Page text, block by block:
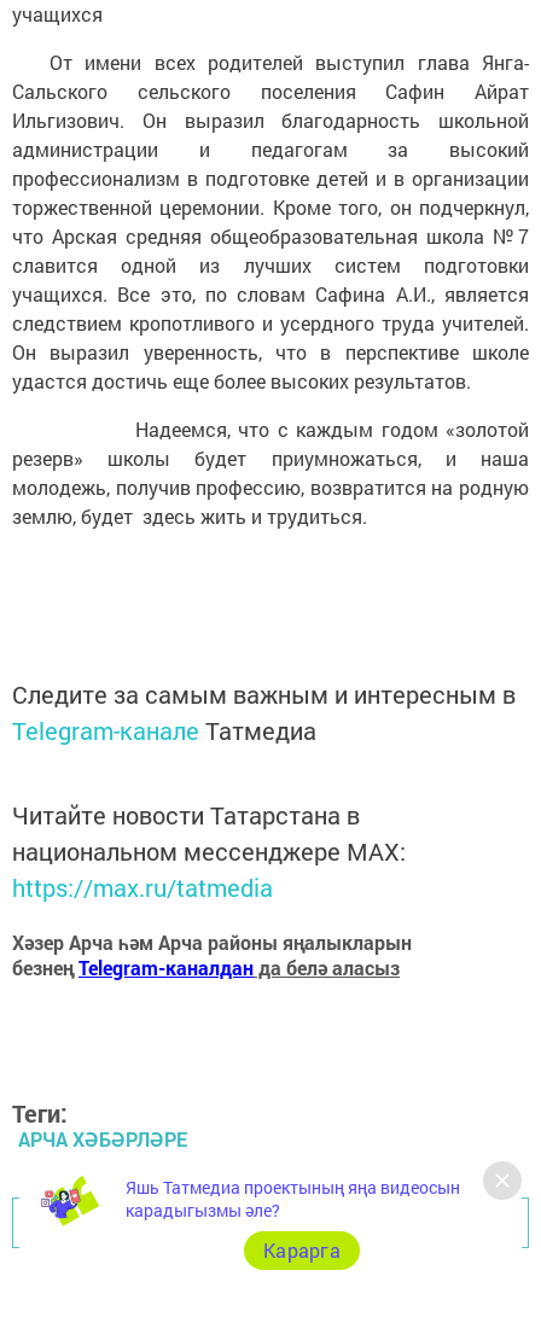
учащихся
От имени всех родителей выступил глава Янга-
Сальского сельского поселения Сафин Айрат
Ильгизович. Он выразил благодарность школьной
администрации и педагогам за высокий
профессионализм в подготовке детей и в организации
торжественной церемонии. Кроме того, он подчеркнул,
что Арская средняя общеобразовательная школа №7
славится одной из лучших систем подготовки
учащихся. Все это, по словам Сафина А.И., является
следствием кропотливого и усердного труда учителей.
Он выразил уверенность, что в перспективе школе
удастся достичь еще более высоких результатов.
Надеемся, что с каждым годом «золотой
резерв» школы будет приумножаться, и наша
молодежь, получив профессию, возвратится на родную
землю, будет здесь жить и трудиться.
Следите за самым важным и интересным в
Telegram-канале Татмедиа
Читайте новости Татарстана в
национальном мессенджере MАХ:
https://max.ru/tatmedia
Хәзер Арча һәм Арча районы яңалыкларын
безнеңTelegram-каналданда белә аласыз
Теги:
АРЧА ХӘБӘРЛӘРЕ
Перейти на страницу новости
Яшь Татмедиа проектының яңа видеосын
карадыгызмы әле?
Карарга